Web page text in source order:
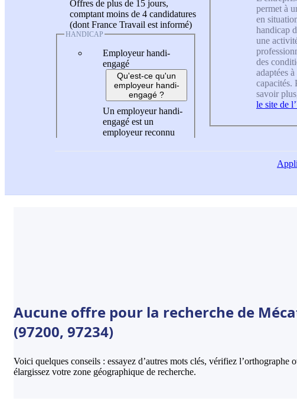
Offres de plus de 15 jours,
comptant moins de 4 candidatures
(dont France Travail est informé)
HANDICAP
Employeur handi-
engagé
Qu'est-ce qu'un
employeur handi-
engagé ?
Un employeur handi-
engagé est un
employeur reconnu
permet à
en
handicap
une
des
adaptées à
capacités.
savoir
le site de
Aucune offre pour la recherche de
(97200, 97234)
Voici quelques conseils : essayez d’autres mots clés, vérifiez l’orthographe
élargissez votre zone géographique de recherche.